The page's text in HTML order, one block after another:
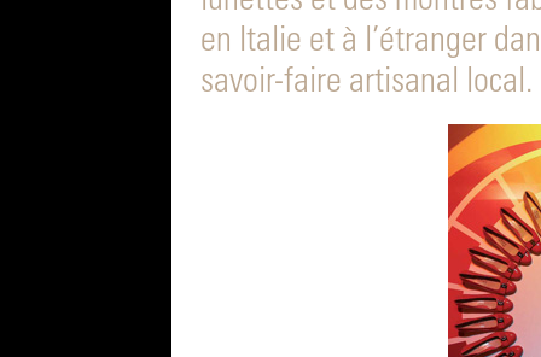
en Italie et à l’étranger
savoir-faire artisanal local.